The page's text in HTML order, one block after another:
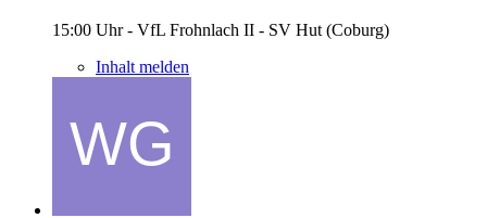
15:00 Uhr - VfL Frohnlach II - SV Hut (Coburg)
Inhalt melden